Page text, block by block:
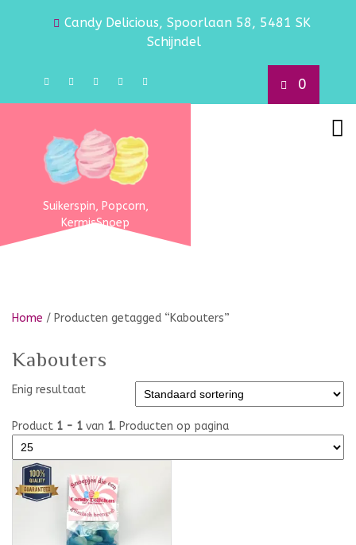
Candy Delicious, Spoorlaan 58, 5481 SK
Schijndel
0
Suikerspin, Popcorn,
KermisSnoep
Home / Producten getagged “Kabouters”
Kabouters
Enig resultaat
Product 1 - 1 van 1. Producten op pagina